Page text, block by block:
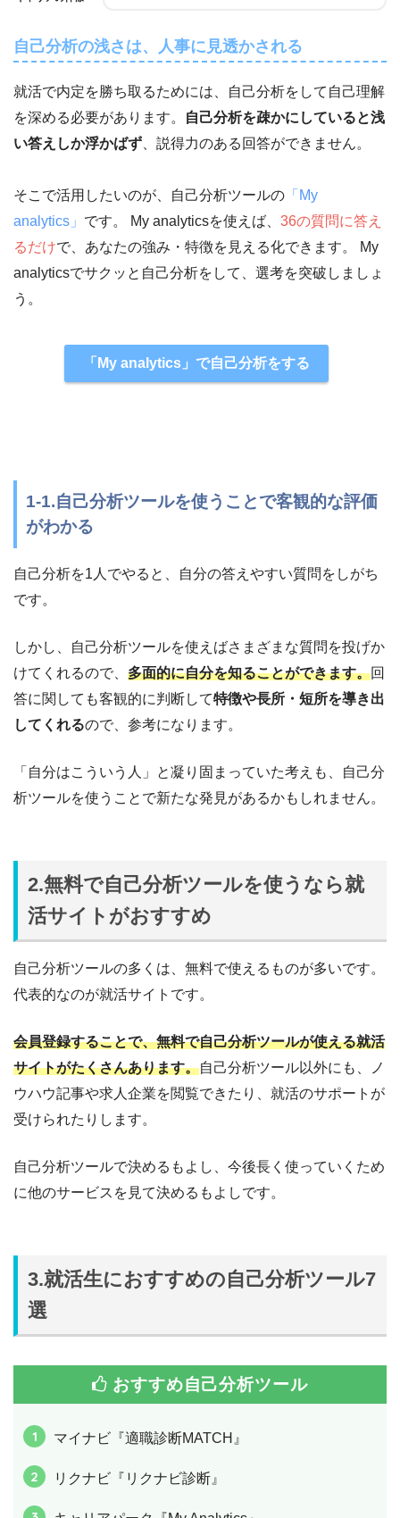
自己分析の浅さは、人事に見透かされる
就活で内定を勝ち取るためには、自己分析をして自己理解
を深める必要があります。
自己分析を疎かにしていると浅
い答えしか浮かばず 、説得力のある回答ができません。
そこで活用したいのが、自己分析ツールの 「My
analytics」 です。 My analyticsを使えば、 36の質問に答え
るだけで、あなたの強み・特徴を見える化できます。 My
analyticsでサクッと自己分析をして、選考を突破しましょ
う。
「My analytics」で自己分析をする
1-1.自己分析ツールを使うことで客観的な評価
がわかる
自己分析を1人でやると、自分の答えやすい質問をしがち
です。
しかし、自己分析ツールを使えばさまざまな質問を投げか
けてくれるので、 多面的に自分を知ることができます。回
答に関しても客観的に判断して特徴や長所・短所を導き出
してくれるので、参考になります。
「自分はこういう人」と凝り固まっていた考えも、自己分
析ツールを使うことで新たな発見があるかもしれません。
2.無料で自己分析ツールを使うなら就
活サイトがおすすめ
自己分析ツールの多くは、無料で使えるものが多いです。
代表的なのが就活サイトです。
会員登録することで、無料で自己分析ツールが使える就活
サイトがたくさんあります。自己分析ツール以外にも、ノ
ウハウ記事や求人企業を閲覧できたり、就活のサポートが
受けられたりします。
自己分析ツールで決めるもよし、今後長く使っていくため
に他のサービスを見て決めるもよしです。
3.就活生におすすめの自己分析ツール7
選
おすすめ自己分析ツール
マイナビ『適職診断MATCH』
リクナビ『リクナビ診断』